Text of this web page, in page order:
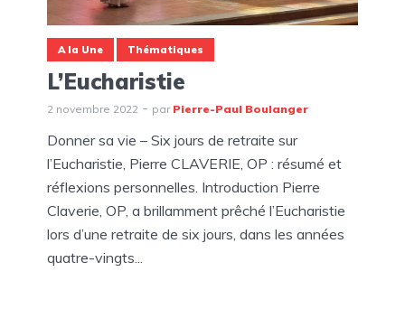
A la Une Thématiques
L’Eucharistie
2 novembre 2022 par Pierre-Paul Boulanger
Donner sa vie – Six jours de retraite sur
l’Eucharistie, Pierre CLAVERIE, OP : résumé et
réflexions personnelles. Introduction Pierre
Claverie, OP, a brillamment prêché l’Eucharistie
lors d’une retraite de six jours, dans les années
quatre-vingts...